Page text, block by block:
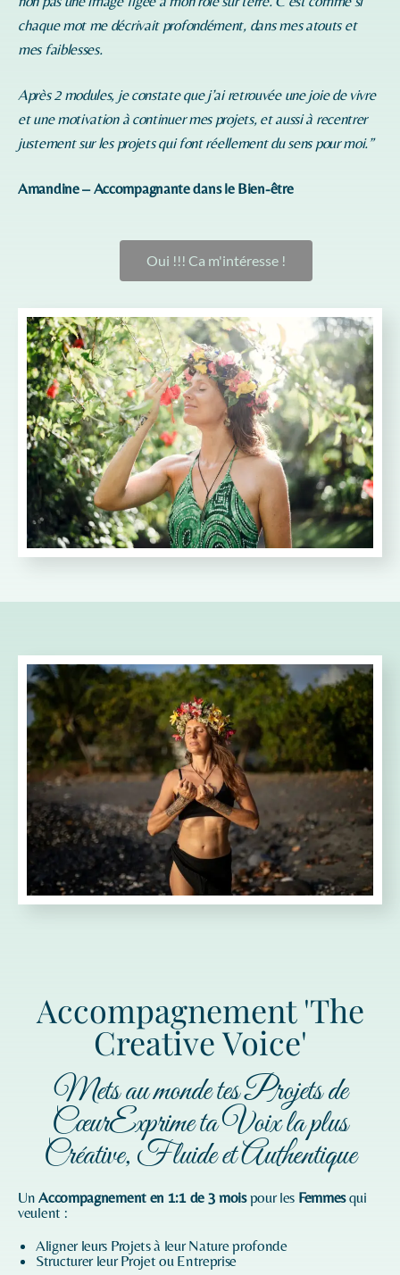
chaque mot me décrivait profondément, dans mes atouts et
mes faiblesses.
Après 2 modules, je constate que j’ai retrouvée une joie de vivre
et une motivation à continuer mes projets, et aussi à recentrer
justement sur les projets qui font réellement du sens pour moi.”
Amandine – Accompagnante dans le Bien-être
Oui !!! Ca m'intéresse !
Accompagnement 'The
Creative Voice'
Mets au monde tes Projets de
CœurExprime ta Voix la plus
Créative, Fluide et Authentique
UnAccompagnement en 1:1 de 3 moispour les Femmesqui
veulent :
Aligner leurs Projets à leur Nature profonde
Structurer leur Projet ou Entreprise